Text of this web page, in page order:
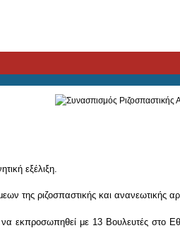
εξέλιξη.
της ριζοσπαστικής και ανανεωτικής
εκπροσωπηθεί με 13 Βουλευτές στο